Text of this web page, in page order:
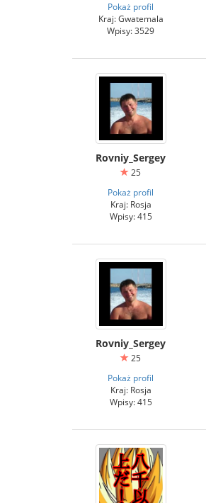
Pokaż profil
Kraj: Gwatemala
Wpisy: 3529
Rovniy_Sergey
25
Pokaż profil
Kraj: Rosja
Wpisy: 415
Rovniy_Sergey
25
Pokaż profil
Kraj: Rosja
Wpisy: 415